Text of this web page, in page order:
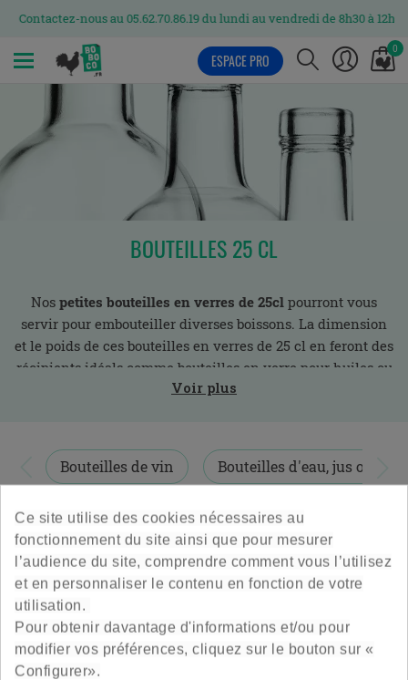
Contactez-nous au 05.62.70.86.19 du lundi au vendredi de 8h30 à 12h et
0
ESPACE PRO
BOUTEILLES 25 CL
Nos petites bouteilles en verres de 25cl pourront vous
servir pour embouteiller diverses boissons. La dimension
et le poids de ces bouteilles en verres de 25 cl en feront des
récipients idéals comme bouteilles en verre pour huiles ou
pour sodas.
organiser et
dater vos bouteilles en verre facilement !
Et n’oubliez pas de commander vos bouchons à vis adaptés
à nos bouteilles pour huiles et pour vinaigre.
Besoin d'inspiration ? Retrouvez toutes nos idées et
inspirations sur le
Attention : Les bouteilles et les bouchages sont vendus
séparément.
Voir plus
Bouteilles de vin Bouteilles d'eau, jus ou lait
TRI PAR PRIX 2 PRODUITS
Ce site utilise des cookies nécessaires au
fonctionnement du site ainsi que pour mesurer
l’audience du site, comprendre comment vous l’utilisez
et en personnaliser le contenu en fonction de votre
utilisation.
Pour obtenir davantage d'informations et/ou pour
modifier vos préférences, cliquez sur le bouton sur «
Configurer».